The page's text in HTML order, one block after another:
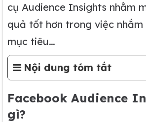
cụ Audience Insights nhằm
quả tốt hơn trong việc
mục tiêu…
Nội dung tóm tắt
Facebook Audience
gì?